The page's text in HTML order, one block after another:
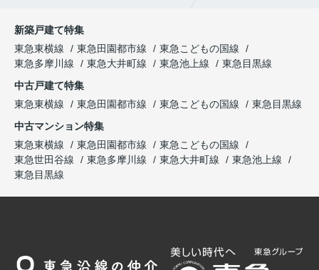
新築戸建て特集
東急東横線
東急田園都市線
東急こどもの国線
東急多摩川線
東急大井町線 東急池上線
東急目黒線
中古戸建て特集
東急東横線
東急田園都市線 東急こどもの国線
東急目黒線
中古マンション特集
東急東横線
東急田園都市線
東急こどもの国線
東急世田谷線
東急多摩川線 東急大井町線
東急池上線
東急目黒線